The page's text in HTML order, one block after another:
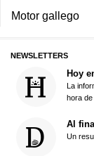
Motor gallego
NEWSLETTERS
Hoy
La
hora
Al
Un